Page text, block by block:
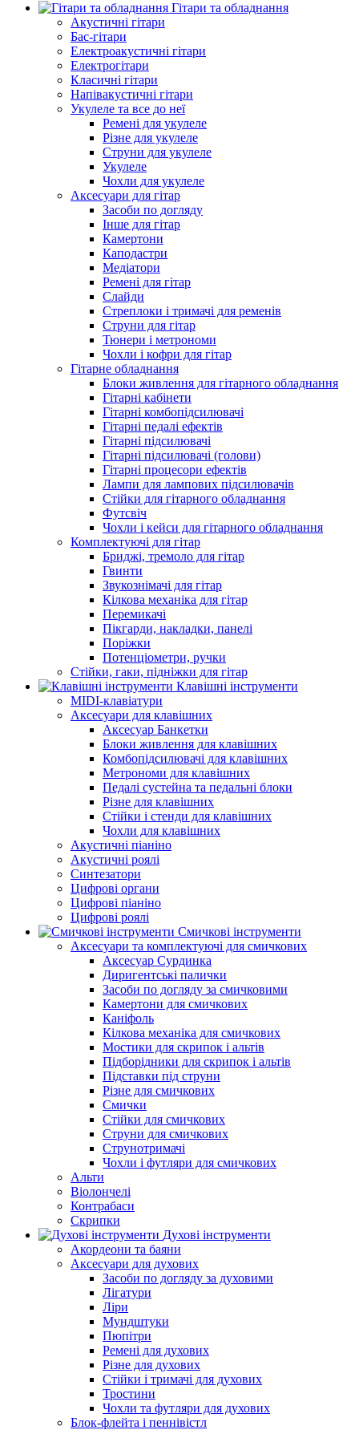
Гітари та обладнання
Акустичні гітари
Бас-гітари
Електроакустичні гітари
Електрогітари
Класичні гітари
Напівакустичні гітари
Укулеле та все до неї
Ремені для укулеле
Різне для укулеле
Струни для укулеле
Укулеле
Чохли для укулеле
Аксесуари для гітар
Засоби по догляду
Інше для гітар
Камертони
Каподастри
Медіатори
Ремені для гітар
Слайди
Стреплоки і тримачі для ременів
Струни для гітар
Тюнери і метрономи
Чохли і кофри для гітар
Гітарне обладнання
Блоки живлення для гітарного обладнання
Гітарні кабінети
Гітарні комбопідсилювачі
Гітарні педалі ефектів
Гітарні підсилювачі
Гітарні підсилювачі (голови)
Гітарні процесори ефектів
Лампи для лампових підсилювачів
Стійки для гітарного обладнання
Футсвіч
Чохли і кейси для гітарного обладнання
Комплектуючі для гітар
Бриджі, тремоло для гітар
Гвинти
Звукознімачі для гітар
Кілкова механіка для гітар
Перемикачі
Пікгарди, накладки, панелі
Поріжки
Потенціометри, ручки
Стійки, гаки, підніжки для гітар
Клавішні інструменти
MIDI-клавіатури
Аксесуари для клавішних
Аксесуар Банкетки
Блоки живлення для клавішних
Комбопідсилювачі для клавішних
Метрономи для клавішних
Педалі сустейна та педальні блоки
Різне для клавішних
Стійки і стенди для клавішних
Чохли для клавішних
Акустичні піаніно
Акустичні роялі
Синтезатори
Цифрові органи
Цифрові піаніно
Цифрові роялі
Смичкові інструменти
Аксесуари та комплектуючі для смичкових
Аксесуар Сурдинка
Диригентські палички
Засоби по догляду за смичковими
Камертони для смичкових
Каніфоль
Кілкова механіка для смичкових
Мостики для скрипок і альтів
Підборiдники для скрипок і альтів
Підставки під струни
Різне для смичкових
Смички
Стійки для смичкових
Струни для смичкових
Струнотримачі
Чохли і футляри для смичкових
Альти
Віолончелі
Контрабаси
Скрипки
Духові інструменти
Акордеони та баяни
Аксесуари для духових
Засоби по догляду за духовими
Лігатури
Ліри
Мундштуки
Пюпітри
Ремені для духових
Різне для духових
Стійки і тримачі для духових
Тростини
Чохли та футляри для духових
Блок-флейта і пеннівістл